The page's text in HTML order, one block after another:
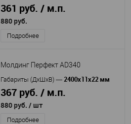
361 руб. / м.п.
880 руб.
Подробнее
Молдинг Перфект AD340
Габариты (ДхШхВ) — 2400х11х22 мм
367 руб. / м.п.
880 руб. / шт
Подробнее